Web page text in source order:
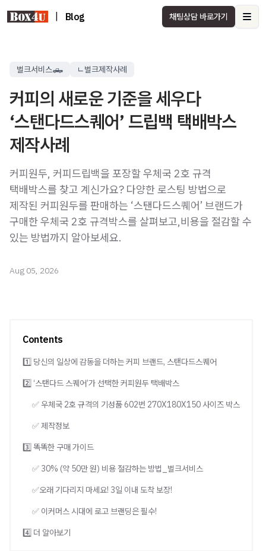
Blog 채팅상담 바로가기
벌크서비스🛻 ㄴ벌크제작사례
커피의 새로운 기준을 세우다
‘스탠다드스퀘어’ 드립백 택배박스
제작사례
커피원두, 커피드립백을 포장할 우체국 2호 규격
택배박스를 찾고 계신가요? 다양한 로스팅 방법으로
제작된 커피원두를 판매하는 ‘스탠다드스퀘어’ 브랜드가
구매한 우체국 2호 규격박스를 살펴보고,비용을 절감할 수
있는 방법까지 알아보세요.
Aug 05, 2026
Contents
1️⃣ 당신의 일상에 감동을 더하는 커피 브랜드, 스탠다드스퀘어
2️⃣ ‘스탠다드 스퀘어’가 선택한 커피원두 택배박스
✅ 우체국 2호 규격의 기성품 602번 270X180X150 사이즈 박스
✅ 제작정보
3️⃣ 똑똑한 구매 가이드
✅ 30% (약 50만 원) 비용 절감하는 방법_벌크서비스
✅오래 기다리지 마세요! 3일 이내 도착 보장!
✅ 이커머스 시대에 로고 브랜딩은 필수!
4️⃣ 더 알아보기